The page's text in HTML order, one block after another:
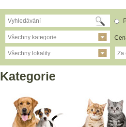
Všechny kategorie
Všechny lokality Za
Kategorie